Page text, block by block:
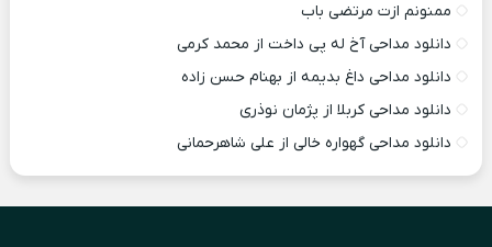
ممنونم ازت مرتضی باب
دانلود مداحی آخ له پی داخت از محمد کرمی
دانلود مداحی داغ بدیمه از بهنام حسن زاده
دانلود مداحی کربلا از پژمان نوذری
دانلود مداحی گهواره خالی از علی شاهرحمانی